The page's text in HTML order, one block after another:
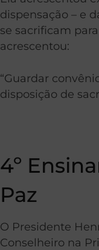
dispensação – e
se sacrificam
acrescentou:
“Guardar
disposição de
4º
Paz
O Presidente
Conselheiro na